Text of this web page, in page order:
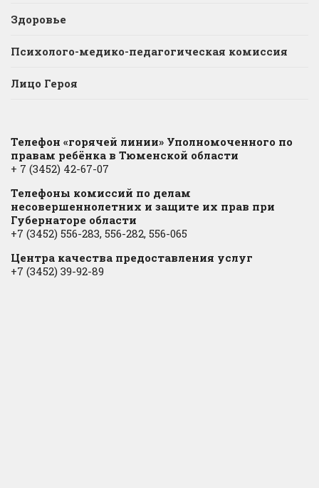
Здоровье
Психолого-медико-педагогическая комиссия
Лицо Героя
Телефон «горячей линии» Уполномоченного по
правам ребёнка в Тюменской области
+ 7 (3452) 42-67-07
Телефоны комиссий по делам
несовершеннолетних и защите их прав при
Губернаторе области
+7 (3452) 556-283, 556-282, 556-065
Центра качества предоставления услуг
+7 (3452) 39-92-89